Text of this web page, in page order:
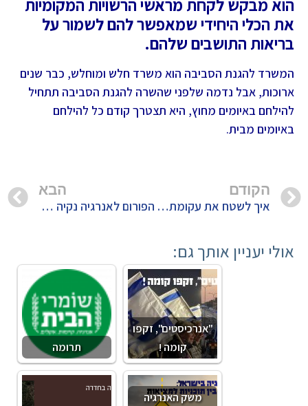
הוא מבקש לקחת מראשי הרשויות המקומיות
את הכלי היחידי שמאפשר להם לשמור על
בריאות התושבים שלהם.
המשרד להגנת הסביבה הוא משרד חלש ומוחלש, כבר שנים
ארוכות, אבל נדמה שלפני שהשרה להגנת הסביבה תתחיל
להילחם באיומים מחוץ, היא תצטרך קודם כל להילחם
באיומים מבית.
הקודם
איך לשטח את עקומת פליטות גזי החממה
הבא
הפורום לאנרגיה נקיה מודה לשרה גילה גמליאל על פירסום דו"ח המשרד להגנת הסביבה
אולי יעניין אותך גם:
תרומה
"אנרכיסטים", זקפו
קומה !
משק האנרגיה